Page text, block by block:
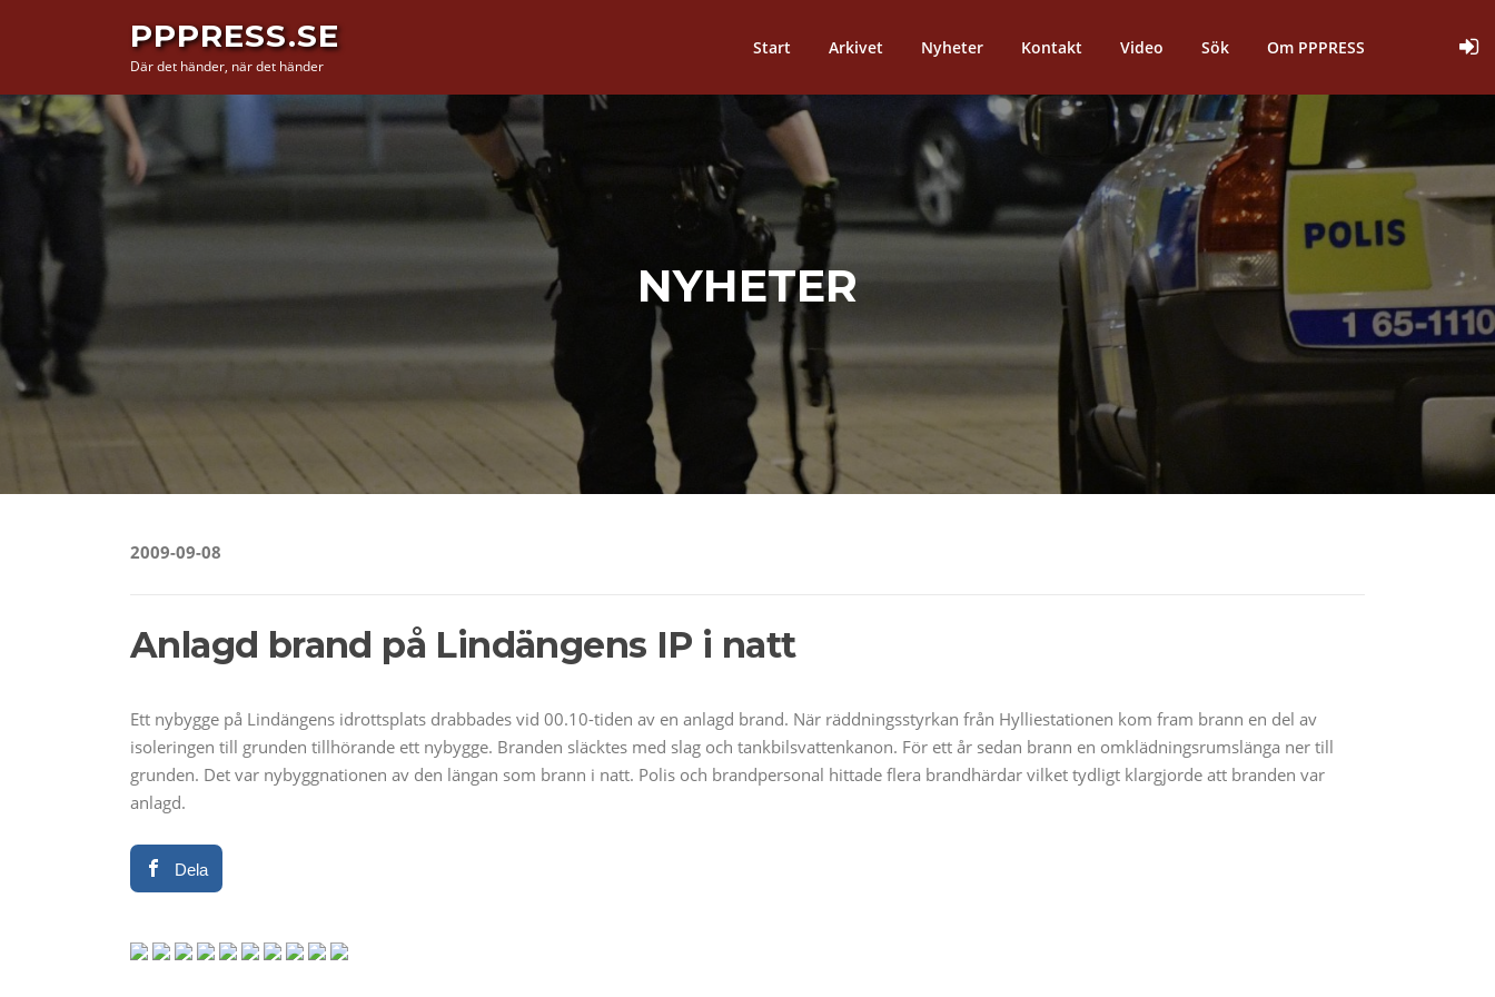
PPPRESS.SE
Där det händer, när det händer
Start Arkivet Nyheter Kontakt Video Sök Om PPPRESS
NYHETER
2009-09-08
Anlagd brand på Lindängens IP i natt
Ett nybygge på Lindängens idrottsplats drabbades vid 00.10-tiden av en anlagd brand. När räddningsstyrkan från Hylliestationen kom fram brann en del av
isoleringen till grunden tillhörande ett nybygge. Branden släcktes med slag och tankbilsvattenkanon. För ett år sedan brann en omklädningsrumslänga ner till
grunden. Det var nybyggnationen av den längan som brann i natt. Polis och brandpersonal hittade flera brandhärdar vilket tydligt klargjorde att branden var
anlagd.
Dela